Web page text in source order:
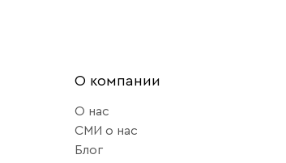
О компании
О нас
СМИ о нас
Блог